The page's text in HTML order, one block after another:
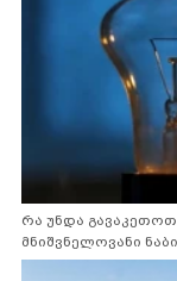
რა უნდა
მნიშვნელოვანი